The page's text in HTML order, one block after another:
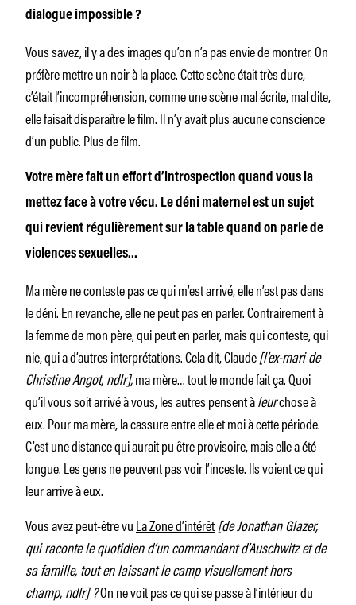
dialogue impossible ?
Vous savez, il y a des images qu’on n’a pas envie de montrer. On
préfère mettre un noir à la place. Cette scène était très dure,
c’était l’incompréhension, comme une scène mal écrite, mal dite,
elle faisait disparaître le film. Il n’y avait plus aucune conscience
d’un public. Plus de film.
Votre mère fait un effort d’introspection quand vous la
mettez face à votre vécu. Le déni maternel est un sujet
qui revient régulièrement sur la table quand on parle de
violences sexuelles…
Ma mère ne conteste pas ce qui m’est arrivé, elle n’est pas dans
le déni. En revanche, elle ne peut pas en parler. Contrairement à
la femme de mon père, qui peut en parler, mais qui conteste, qui
nie, qui a d’autres interprétations. Cela dit, Claude[l’ex-mari de
Christine Angot, ndlr],ma mère… tout le monde fait ça. Quoi
qu’il vous soit arrivé à vous, les autres pensent àleurchose à
eux. Pour ma mère, la cassure entre elle et moi à cette période.
C’est une distance qui aurait pu être provisoire, mais elle a été
longue. Les gens ne peuvent pas voir l’inceste. Ils voient ce qui
leur arrive à eux.
Vous avez peut-être vuLa Zone d’intérêt[de Jonathan Glazer,
qui raconte le quotidien d’un commandant d’Auschwitz et de
sa famille, tout en laissant le camp visuellement hors
champ, ndlr] ?On ne voit pas ce qui se passe à l’intérieur du